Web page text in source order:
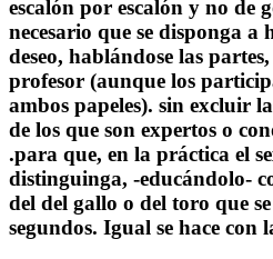
escalón por escalón y no de
necesario que se disponga
deseo, hablándose las
profesor (aunque los
ambos papeles). sin excluir
de los que son expertos o
.para que, en la práctica el
distinguinga, -educándolo-
del del gallo o del toro que
segundos. Igual se hace con